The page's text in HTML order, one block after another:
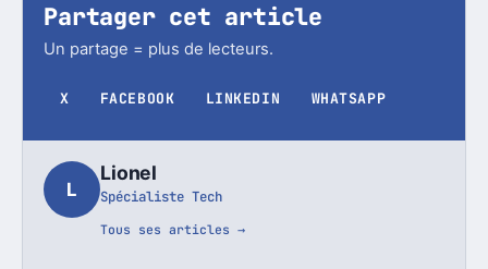
Partager cet article
Un partage = plus de lecteurs.
X FACEBOOK LINKEDIN WHATSAPP
L
Lionel
Spécialiste Tech
Tous ses articles →